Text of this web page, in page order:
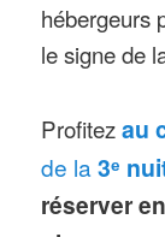
hébergeurs
le signe de
Profitezau
de la3ᵉ
réserver